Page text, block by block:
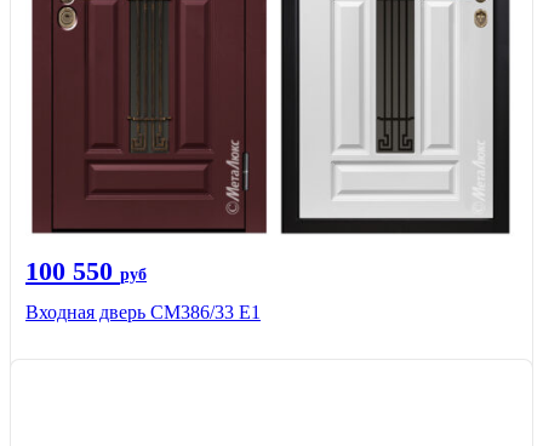
100 550 руб
Входная дверь СМ386/33 Е1